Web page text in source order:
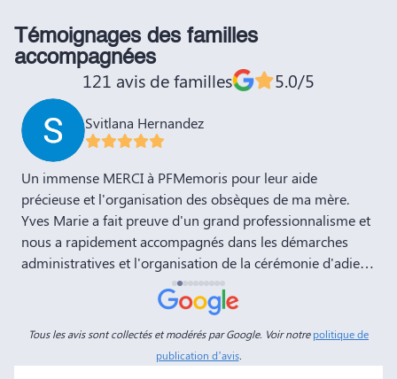
Témoignages des familles
accompagnées
121 avis de familles 5.0/5
Svitlana Hernandez
Un immense MERCI à PFMemoris pour leur aide
précieuse et l'organisation des obsèques de ma mère.
Yves Marie a fait preuve d'un grand professionnalisme et
nous a rapidement accompagnés dans les démarches
administratives et l'organisation de la cérémonie d'adieu.
Nous souhaitons à votre entreprise prospérité et succès
et la recommandons vivement à tous nos amis et
connaissances. Dans ces moments de deuil, des
personnes comme Yves Marie et Dimitry sont d'un grand
réconfort, et c'est un véritable soulagement de savoir que
Tous les avis sont collectés et modérés par Google. Voir notrepolitique de
publication d’avis.